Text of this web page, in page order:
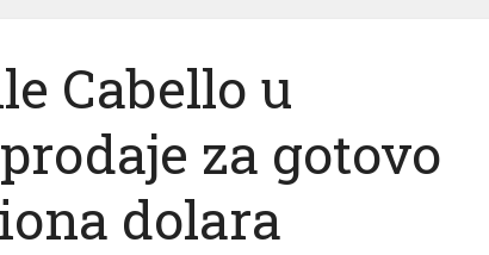
Cabello u
za gotovo
dolara